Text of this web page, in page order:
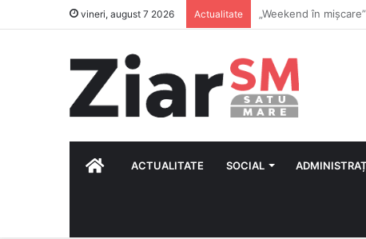
vineri, august 7 2026 Actualitate Calendar Azi – 7
HOMEACTUALITATE SOCIAL